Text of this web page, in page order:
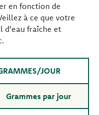
en fonction de
à ce que votre
d'eau fraîche et
JOUR
Grammes par jour